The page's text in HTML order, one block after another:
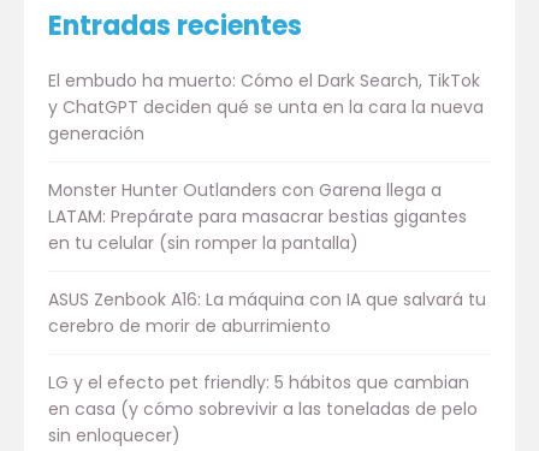
Entradas recientes
El embudo ha muerto: Cómo el Dark Search, TikTok
y ChatGPT deciden qué se unta en la cara la nueva
generación
Monster Hunter Outlanders con Garena llega a
LATAM: Prepárate para masacrar bestias gigantes
en tu celular (sin romper la pantalla)
ASUS Zenbook A16: La máquina con IA que salvará tu
cerebro de morir de aburrimiento
LG y el efecto pet friendly: 5 hábitos que cambian
en casa (y cómo sobrevivir a las toneladas de pelo
sin enloquecer)